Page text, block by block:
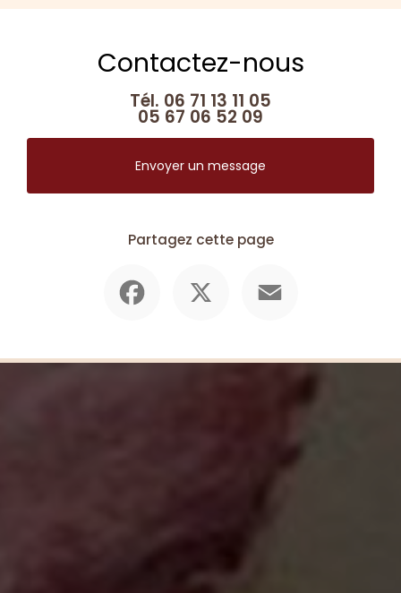
Contactez-nous
Tél. 06 71 13 11 05
05 67 06 52 09
Envoyer un message
Partagez cette page